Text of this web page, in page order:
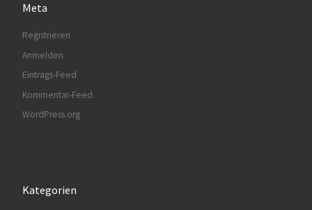
Meta
Registrieren
Anmelden
Eintrags-Feed
Kommentar-Feed
WordPress.org
Kategorien